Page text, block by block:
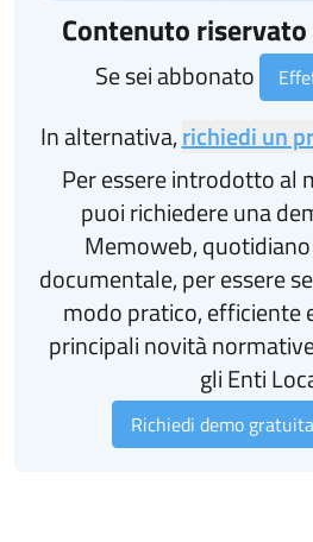
Contenuto
Se sei abbonato
In alternativa,richiedi un
Per essere introdotto al
puoi richiedere una
Memoweb,
documentale, per essere
modo pratico, efficiente
principali novità
gli Enti
Richiedi demo